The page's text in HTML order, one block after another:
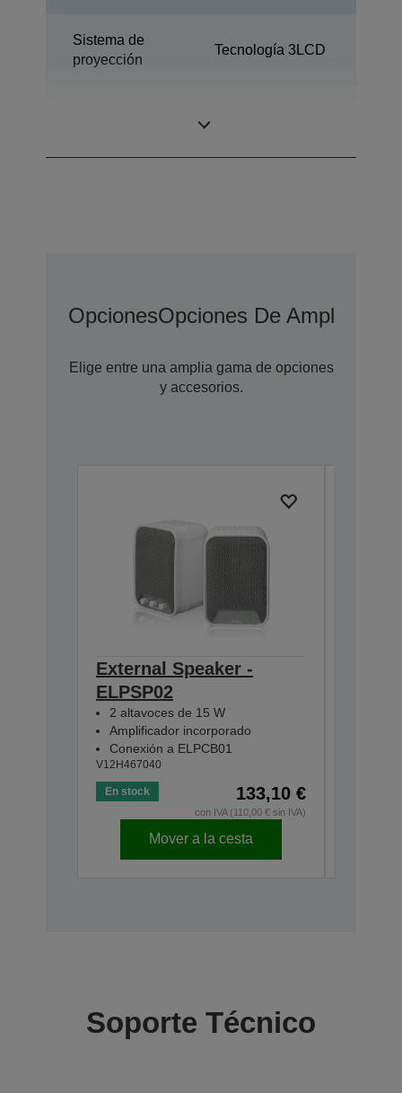
Sistema de
proyección
Tecnología 3LCD
OpcionesOpciones De Ampliación
Elige entre una amplia gama de opciones
y accesorios.
External Speaker -
ELPSP02
2 altavoces de 15 W
Amplificador incorporado
Conexión a ELPCB01
V12H467040
En stock 133,10 €
con IVA (110,00 € sin IVA)
Mover a la cesta
Soporte Técnico